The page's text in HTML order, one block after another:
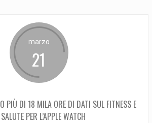
marzo
21
PIÙ DI 18 MILA ORE DI DATI SUL FITNESS E
PER L’APPLE WATCH